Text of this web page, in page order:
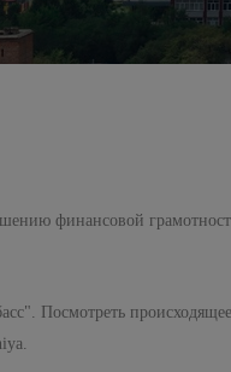
финансовой
Посмотреть